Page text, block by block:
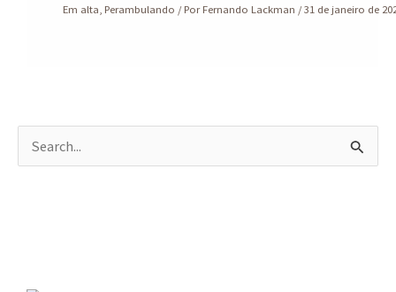
Em alta Perambulando / PorFernando Lackman /31 de janeiro de